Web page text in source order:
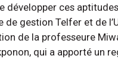
développer ces
de gestion Telfer et de
de la professeure
qui a apporté un